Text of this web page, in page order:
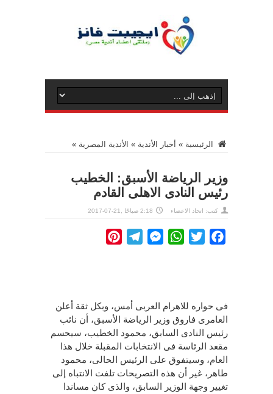
الرئيسية » أخبار الأندية » الأندية المصرية »
وزير الرياضة الأسبق: الخطيب
رئيس النادى الاهلى القادم
كتب: اتحاد الاعضاء 2:18 صباحًا ,21-07-2017
Facebook
Twitter
WhatsApp
Messenger
Telegram
فى حواره للاهرام العربى أمس، وبكل ثقة أعلن
العامرى فاروق وزير الرياضة الأسبق، أن نائب
رئيس النادى السابق، محمود الخطيب، سيحسم
مقعد الرئاسة فى الانتخابات المقبلة خلال هذا
العام، وسيتفوق على الرئيس الحالى، محمود
طاهر، غير أن هذه التصريحات تلفت الانتباه إلى
تغيير وجهة الوزير السابق، والذى كان مساندا